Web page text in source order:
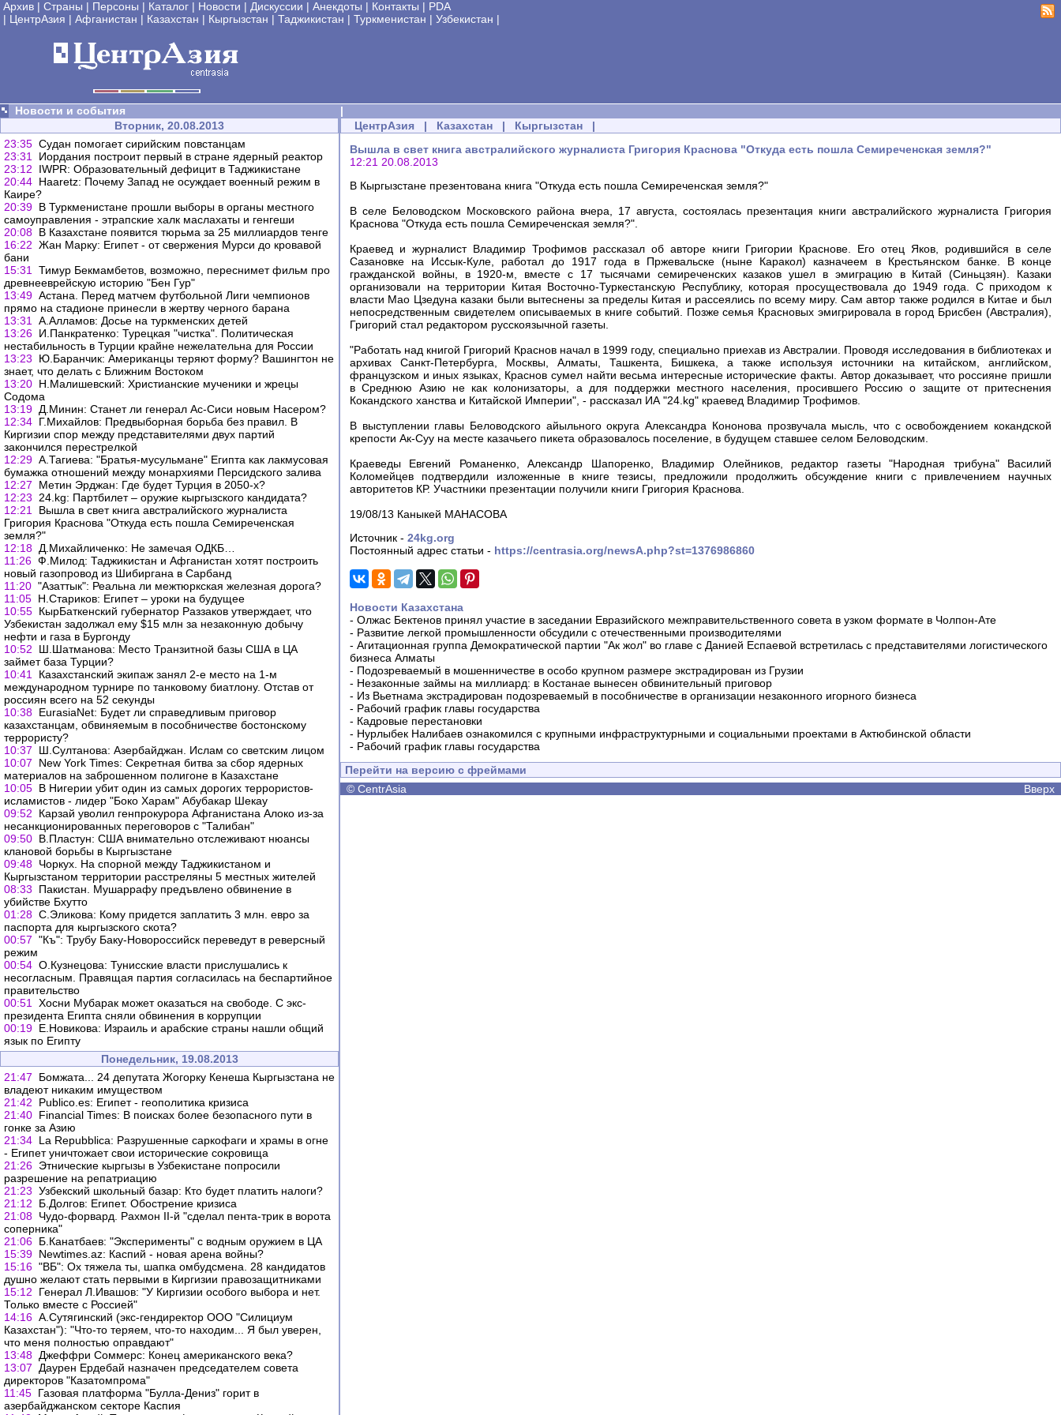
Архив | Страны | Персоны | Каталог | Новости | Дискуссии | Анекдоты | Контакты | PDA
| ЦентрАзия | Афганистан | Казахстан | Кыргызстан | Таджикистан | Туркменистан | Узбекистан |
Новости и события
|
Вторник, 20.08.2013
23:35 Судан помогает сирийским повстанцам
23:31
Иордания построит первый в стране ядерный реактор
23:12
IWPR: Образовательный дефицит в Таджикистане
20:44 Haaretz: Почему Запад не осуждает военный режим в
Каире?
20:39 В Туркменистане прошли выборы в органы местного
самоуправления - этрапские халк маслахаты и генгеши
20:08 В Казахстане появится тюрьма за 25 миллиардов тенге
16:22 Жан Марку: Египет - от свержения Мурси до кровавой
бани
15:31
Тимур Бекмамбетов, возможно, переснимет фильм про
древнееврейскую историю "Бен Гур"
13:49 Астана. Перед матчем футбольной Лиги чемпионов
прямо на стадионе принесли в жертву черного барана
13:31
А.Алламов: Досье на туркменских детей
13:26 И.Панкратенко: Турецкая "чистка". Политическая
нестабильность в Турции крайне нежелательна для России
13:23
Ю.Баранчик: Американцы теряют форму? Вашингтон не
знает, что делать с Ближним Востоком
13:20 Н.Малишевский: Христианские мученики и жрецы
Содома
13:19 Д.Минин: Станет ли генерал Ас-Сиси новым Насером?
12:34 Г.Михайлов: Предвыборная борьба без правил. В
Киргизии спор между представителями двух партий
закончился перестрелкой
12:29 А.Тагиева: "Братья-мусульмане" Египта как лакмусовая
бумажка отношений между монархиями Персидского залива
12:27
Метин Эрджан: Где будет Турция в 2050-х?
12:23
24.kg: Партбилет – оружие кыргызского кандидата?
12:21
Вышла в свет книга австралийского журналиста
Григория Краснова "Откуда есть пошла Семиреченская
земля?"
12:18 Д.Михайличенко: Не замечая ОДКБ…
11:26 Ф.Милод: Таджикистан и Афганистан хотят построить
новый газопровод из Шибиргана в Сарбанд
11:20 "Азаттык": Реальна ли межтюркская железная дорога?
11:05 Н.Стариков: Египет – уроки на будущее
10:55 КырБаткенский губернатор Раззаков утверждает, что
Узбекистан задолжал ему $15 млн за незаконную добычу
нефти и газа в Бургонду
10:52
Ш.Шатманова: Место Транзитной базы США в ЦА
займет база Турции?
10:41
Казахстанский экипаж занял 2-е место на 1-м
международном турнире по танковому биатлону. Отстав от
россиян всего на 52 секунды
10:38 EurasiaNet: Будет ли справедливым приговор
казахстанцам, обвиняемым в пособничестве бостонскому
террористу?
10:37
Ш.Султанова: Азербайджан. Ислам со светским лицом
10:07
New York Times: Секретная битва за сбор ядерных
материалов на заброшенном полигоне в Казахстане
10:05 В Нигерии убит один из самых дорогих террористов-
исламистов - лидер "Боко Харам" Абубакар Шекау
09:52
Карзай уволил генпрокурора Афганистана Алоко из-за
несанкционированных переговоров с "Талибан"
09:50 В.Пластун: США внимательно отслеживают нюансы
клановой борьбы в Кыргызстане
09:48 Чоркух. На спорной между Таджикистаном и
Кыргызстаном территории расстреляны 5 местных жителей
08:33
Пакистан. Мушаррафу предъвлено обвинение в
убийстве Бхутто
01:28 С.Эликова: Кому придется заплатить 3 млн. евро за
паспорта для кыргызского скота?
00:57 "Къ": Трубу Баку-Новороссийск переведут в реверсный
режим
00:54 О.Кузнецова: Тунисские власти прислушались к
несогласным. Правящая партия согласилась на беспартийное
правительство
00:51
Хосни Мубарак может оказаться на свободе. С экс-
президента Египта сняли обвинения в коррупции
00:19 Е.Новикова: Израиль и арабские страны нашли общий
язык по Египту
Понедельник, 19.08.2013
21:47
Бомжата... 24 депутата Жогорку Кенеша Кыргызстана не
владеют никаким имуществом
21:42
Publico.es: Египет - геополитика кризиса
21:40 Financial Times: В поисках более безопасного пути в
гонке за Азию
21:34 La Repubblica: Разрушенные саркофаги и храмы в огне
- Египет уничтожает свои исторические сокровища
21:26 Этнические кыргызы в Узбекистане попросили
разрешение на репатриацию
21:23 Узбекский школьный базар: Кто будет платить налоги?
21:12
Б.Долгов: Египет. Обострение кризиса
21:08 Чудо-форвард. Рахмон II-й "сделал пента-трик в ворота
соперника"
21:06 Б.Канатбаев: "Эксперименты" с водным оружием в ЦА
15:39 Newtimes.az: Каспий - новая арена войны?
15:16 "ВБ": Ох тяжела ты, шапка омбудсмена. 28 кандидатов
душно желают стать первыми в Киргизии правозащитниками
15:12
Генерал Л.Ивашов: "У Киргизии особого выбора и нет.
Только вместе с Россией"
14:16 А.Сутягинский (экс-гендиректор ООО "Силициум
Казахстан"): "Что-то теряем, что-то находим... Я был уверен,
что меня полностью оправдают"
13:48 Джеффри Соммерс: Конец американского века?
13:07
Даурен Ердебай назначен председателем совета
директоров "Казатомпрома"
11:45 Газовая платформа "Булла-Дениз" горит в
азербайджанском секторе Каспия
ЦентрАзия | Казахстан | Кыргызстан |
Вышла в свет книга австралийского журналиста Григория Краснова "Откуда есть пошла Семиреченская земля?"
12:21 20.08.2013
В Кыргызстане презентована книга "Откуда есть пошла Семиреченская земля?"
В селе Беловодском Московского района вчера, 17 августа, состоялась презентация книги австралийского журналиста Григория
Краснова "Откуда есть пошла Семиреченская земля?".
Краевед и журналист Владимир Трофимов рассказал об авторе книги Григории Краснове. Его отец Яков, родившийся в селе
Сазановке на Иссык-Куле, работал до 1917 года в Пржевальске (ныне Каракол) казначеем в Крестьянском банке. В конце
гражданской войны, в 1920-м, вместе с 17 тысячами семиреченских казаков ушел в эмиграцию в Китай (Синьцзян). Казаки
организовали на территории Китая Восточно-Туркестанскую Республику, которая просуществовала до 1949 года. С приходом к
власти Мао Цзедуна казаки были вытеснены за пределы Китая и рассеялись по всему миру. Сам автор также родился в Китае и был
непосредственным свидетелем описываемых в книге событий. Позже семья Красновых эмигрировала в город Брисбен (Австралия),
Григорий стал редактором русскоязычной газеты.
"Работать над книгой Григорий Краснов начал в 1999 году, специально приехав из Австралии. Проводя исследования в библиотеках и
архивах Санкт-Петербурга, Москвы, Алматы, Ташкента, Бишкека, а также используя источники на китайском, английском,
французском и иных языках, Краснов сумел найти весьма интересные исторические факты. Автор доказывает, что россияне пришли
в Среднюю Азию не как колонизаторы, а для поддержки местного населения, просившего Россию о защите от притеснения
Кокандского ханства и Китайской Империи", - рассказал ИА "24.kg" краевед Владимир Трофимов.
В выступлении главы Беловодского айыльного округа Александра Кононова прозвучала мысль, что с освобождением кокандской
крепости Ак-Суу на месте казачьего пикета образовалось поселение, в будущем ставшее селом Беловодским.
Краеведы Евгений Романенко, Александр Шапоренко, Владимир Олейников, редактор газеты "Народная трибуна" Василий
Коломейцев подтвердили изложенные в книге тезисы, предложили продолжить обсуждение книги с привлечением научных
авторитетов КР. Участники презентации получили книги Григория Краснова.
19/08/13 Каныкей МАНАСОВА
Источник - 24kg.org
Постоянный адрес статьи - https://centrasia.org/newsA.php?st=1376986860
Новости Казахстана
- Олжас Бектенов принял участие в заседании Евразийского межправительственного совета в узком формате в Чолпон-Ате
- Развитие легкой промышленности обсудили с отечественными производителями
- Агитационная группа Демократической партии "Ак жол" во главе с Данией Еспаевой встретилась с представителями логистического
бизнеса Алматы
- Подозреваемый в мошенничестве в особо крупном размере экстрадирован из Грузии
- Незаконные займы на миллиард: в Костанае вынесен обвинительный приговор
- Из Вьетнама экстрадирован подозреваемый в пособничестве в организации незаконного игорного бизнеса
- Рабочий график главы государства
- Кадровые перестановки
- Нурлыбек Налибаев ознакомился с крупными инфраструктурными и социальными проектами в Актюбинской области
- Рабочий график главы государства
Перейти на версию с фреймами
© CentrAsia Вверх